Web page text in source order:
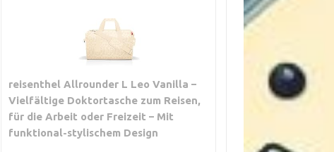
reisenthel Allrounder L Leo Vanilla –
Vielfältige Doktortasche zum Reisen,
für die Arbeit oder Freizeit – Mit
funktional-stylischem Design